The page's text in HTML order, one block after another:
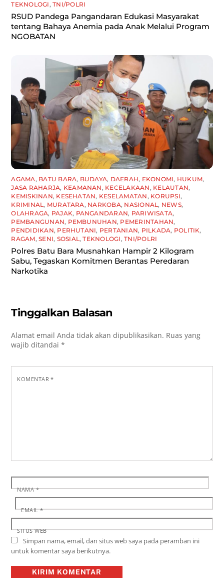
TEKNOLOGI ,TNI/POLRI
RSUD Pandega Pangandaran Edukasi Masyarakat
tentang Bahaya Anemia pada Anak Melalui Program
NGOBATAN
AGAMA, BATU BARA, BUDAYA, DAERAH, EKONOMI, HUKUM,
JASA RAHARJA, KEAMANAN, KECELAKAAN, KELAUTAN,
KEMISKINAN, KESEHATAN, KESELAMATAN, KORUPSI,
KRIMINAL, MURATARA, NARKOBA, NASIONAL, NEWS,
OLAHRAGA, PAJAK, PANGANDARAN, PARIWISATA,
PEMBANGUNAN, PEMBUNUHAN, PEMERINTAHAN,
PENDIDIKAN, PERHUTANI, PERTANIAN, PILKADA, POLITIK,
RAGAM,SENI, SOSIAL,TEKNOLOGI,TNI/POLRI
Polres Batu Bara Musnahkan Hampir 2 Kilogram
Sabu, Tegaskan Komitmen Berantas Peredaran
Narkotika
Tinggalkan Balasan
Alamat email Anda tidak akan dipublikasikan. Ruas yang
wajib ditandai*
KOMENTAR*
NAMA*
EMAIL*
SITUS WEB
Simpan nama, email, dan situs web saya pada peramban ini
untuk komentar saya berikutnya.